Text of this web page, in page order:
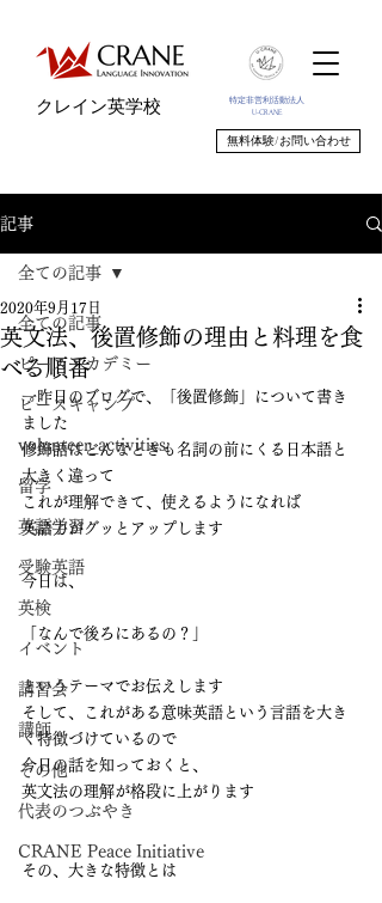
特定非営利活動法人
U-CRANE
クレイン英学校
無料体験/お問い合わせ
記事
全ての記事
ピースアカデミー
ピースキャンプ
volunteer_activities
留学
英語学習
受験英語
英検
イベント
講習会
講師
その他
代表のつぶやき
CRANE Peace Initiative
全ての記事
英文法、後置修飾の理由と料理を食
べる順番
2020年9月17日
一昨日のブログで、「後置修飾」について書き
ました
修飾語はどんなときも名詞の前にくる日本語と
大きく違って
これが理解できて、使えるようになれば
英語力がグッとアップします
今日は、
「なんで後ろにあるの？」
というテーマでお伝えします
そして、これがある意味英語という言語を大き
く特徴づけているので
今日の話を知っておくと、
英文法の理解が格段に上がります
その、大きな特徴とは